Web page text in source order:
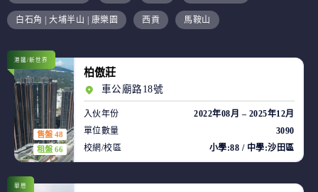
白石角 | 大埔半山 | 康樂園 西貢 馬鞍山
售盤 48
租盤 66
港鐵/新世界
柏傲莊
車公廟路18號
入伙年份
2022年08月 – 2025年12月
單位數量
3090
校網/校區
小學:88 / 中學:沙田區
華懋